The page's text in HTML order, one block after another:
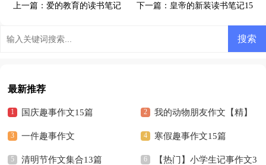
上一篇： 爱的教育的读书笔记 下一篇： 皇帝的新装读书笔记15
篇
最新推荐
国庆趣事作文15篇 我的动物朋友作文【精】
一件趣事作文 寒假趣事作文15篇
清明节作文集合13篇 【热门】小学生记事作文3